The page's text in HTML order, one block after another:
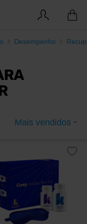
Desempenho
Mais vendidos